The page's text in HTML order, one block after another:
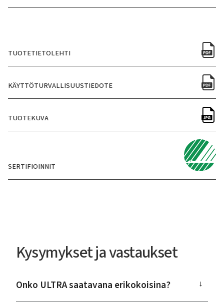
TUOTETIETOLEHTI
KÄYTTÖTURVALLISUUSTIEDOTE
TUOTEKUVA
SERTIFIOINNIT
Kysymykset ja vastaukset
Onko ULTRA saatavana erikokoisina? →